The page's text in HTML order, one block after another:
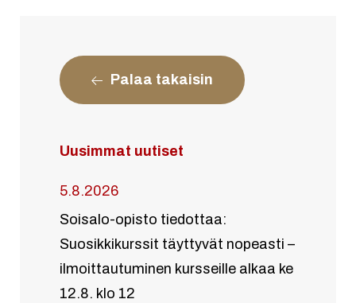
Palaa takaisin
Uusimmat uutiset
5.8.2026
Soisalo-opisto tiedottaa:
Suosikkikurssit täyttyvät nopeasti –
ilmoittautuminen kursseille alkaa ke
12.8. klo 12